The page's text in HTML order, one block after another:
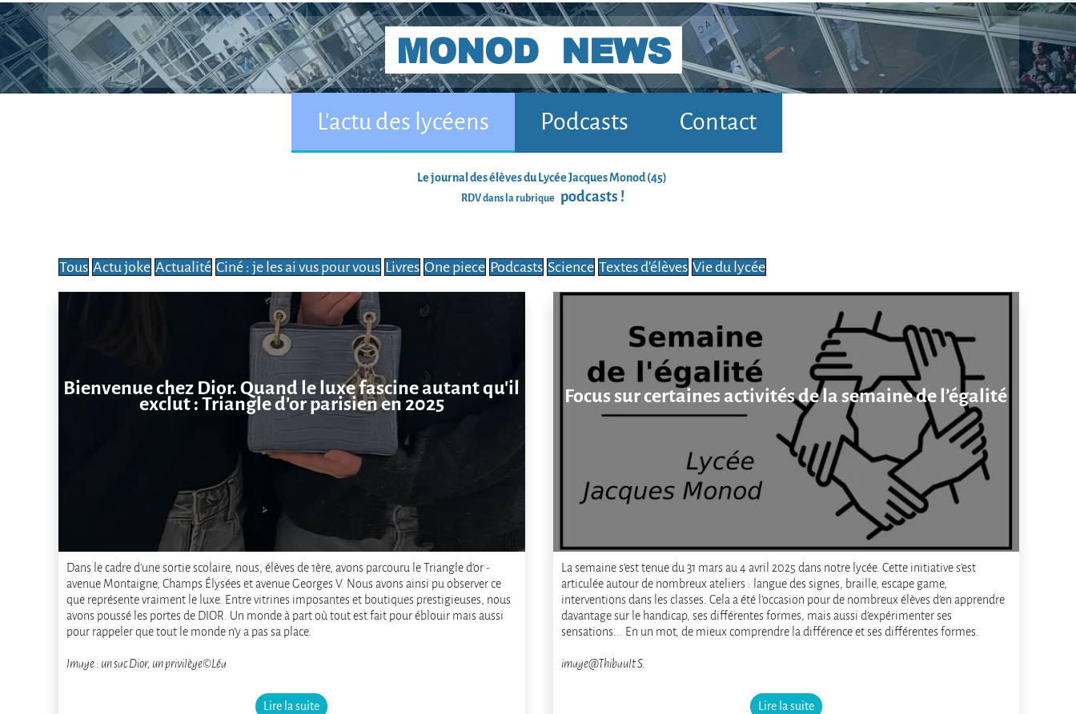
L'actu des lycéens Podcasts Contact
MONOD NEWS
Lejournal des élèves du Lycée Jacques Monod (45)
RDV dans la rubrique podcasts !
Tous Actu joke Actualité Ciné : je les ai vus pour vous Livres One piece Podcasts Science Textes d'élèves Vie du lycée
Bienvenue chez Dior. Quand le luxe fascine autant qu'il
exclut : Triangle d'or parisien en 2025
Dans le cadre d’une sortie scolaire, nous, élèves de 1ère, avons parcouru le Triangle d’or -
avenue Montaigne, Champs Élysées et avenue Georges V. Nous avons ainsi pu observer ce
que représente vraiment le luxe. Entre vitrines imposantes et boutiques prestigieuses, nous
avons poussé les portes de DIOR. Un monde à part où tout est fait pour éblouir mais aussi
pour rappeler que tout le monde n’y a pas sa place.
Image : un sac Dior, un privilège©Léa
Lire la suite
Focus sur certaines activités de la semaine de l’égalité
La semaine s’est tenue du 31 mars au 4 avril 2025 dans notre lycée. Cette initiative s’est
articulée autour de nombreux ateliers : langue des signes, braille, escape game,
interventions dans les classes. Cela a été l’occasion pour de nombreux élèves d’en apprendre
davantage sur le handicap, ses différentes formes, mais aussi d’expérimenter ses
sensations... En un mot, de mieux comprendre la différence et ses différentes formes.
image@Thibault S.
Lire la suite